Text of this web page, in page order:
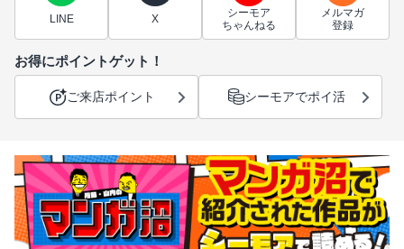
LINE X
シーモア
ちゃんねる
メルマガ
登録
お得にポイントゲット！
ご来店ポイント シーモアでポイ活